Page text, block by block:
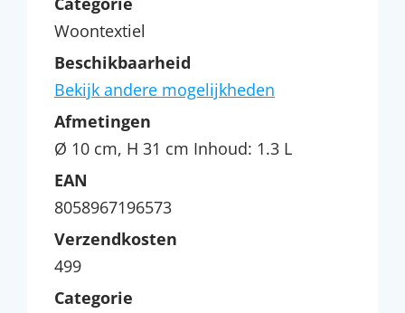
Woontextiel
Beschikbaarheid
Bekijk andere mogelijkheden
Afmetingen
Ø 10 cm, H 31 cm Inhoud: 1.3 L
EAN
8058967196573
Verzendkosten
499
Categorie